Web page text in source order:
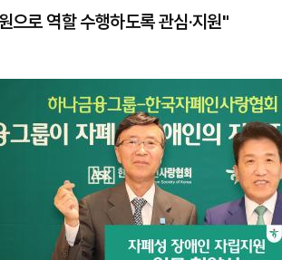
으로 역할 수행하도록 관심·지원"